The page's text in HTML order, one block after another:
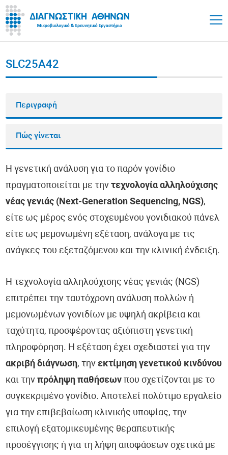
SLC25A42
Περιγραφή
Πώς γίνεται
Η γενετική ανάλυση για το παρόν γονίδιο
πραγματοποιείται με τηντεχνολογία αλληλούχισης
νέας γενιάς (Next-Generation Sequencing, NGS),
είτε ως μέρος ενός στοχευμένου γονιδιακού πάνελ
είτε ως μεμονωμένη εξέταση, ανάλογα με τις
ανάγκες του εξεταζόμενου και την κλινική ένδειξη.
Η τεχνολογία αλληλούχισης νέας γενιάς (NGS)
επιτρέπει την ταυτόχρονη ανάλυση πολλών ή
μεμονωμένων γονιδίων με υψηλή ακρίβεια και
ταχύτητα, προσφέροντας αξιόπιστη γενετική
πληροφόρηση. Η εξέταση έχει σχεδιαστεί για την
ακριβή διάγνωση, τηνεκτίμηση γενετικού κινδύνου
και τηνπρόληψη παθήσεων που σχετίζονται με το
συγκεκριμένο γονίδιο. Αποτελεί πολύτιμο εργαλείο
για την επιβεβαίωση κλινικής υποψίας, την
επιλογή εξατομικευμένης θεραπευτικής
προσέγγισης ή για τη λήψη αποφάσεων σχετικά με